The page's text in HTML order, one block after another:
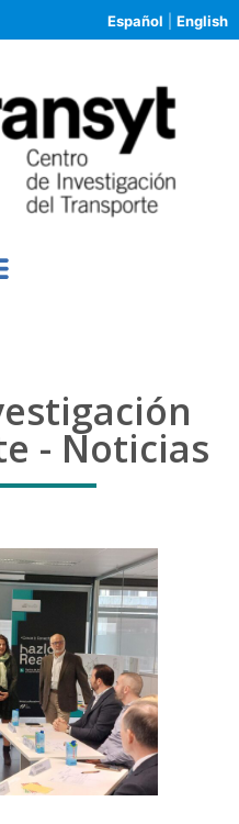
Español English
- Noticias